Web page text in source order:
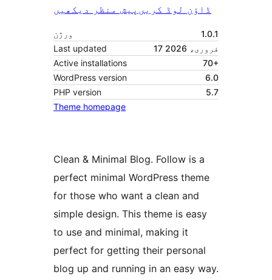
پیش منظر دیکھیں ڈاؤن لوڈ کریں
ورژن
1.0.1
Last updated
17 فروری، 2026
Active installations
70+
WordPress version
6.0
PHP version
5.7
Theme homepage
Clean & Minimal Blog. Follow is a
perfect minimal WordPress theme
for those who want a clean and
simple design. This theme is easy
to use and minimal, making it
perfect for getting their personal
blog up and running in an easy way.